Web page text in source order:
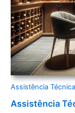
Assistência
Assistência